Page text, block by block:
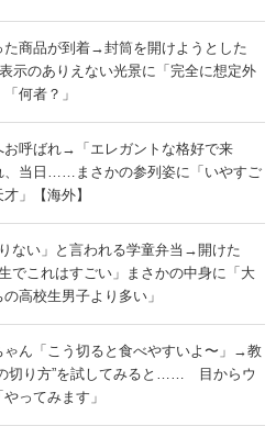
た商品が到着→封筒を開けようとした
のありえない光景に「完全に想定外
何者？」
お呼ばれ→「エレガントな格好で来
、当日……まさかの参列姿に「いやすご
」【海外】
ない」と言われる学童弁当→開けた
これはすごい」まさかの中身に「大
高校生男子より多い」
ゃん「こう切ると食べやすいよ〜」→教
切り方”を試してみると…… 目からウ
ってみます」